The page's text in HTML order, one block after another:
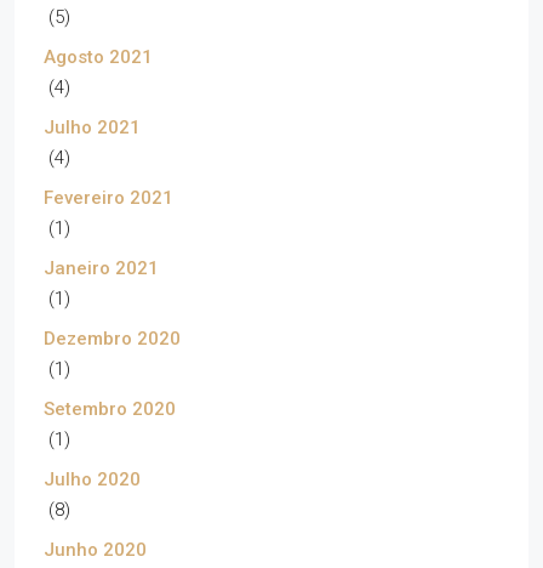
(5)
Agosto 2021
(4)
Julho 2021
(4)
Fevereiro 2021
(1)
Janeiro 2021
(1)
Dezembro 2020
(1)
Setembro 2020
(1)
Julho 2020
(8)
Junho 2020